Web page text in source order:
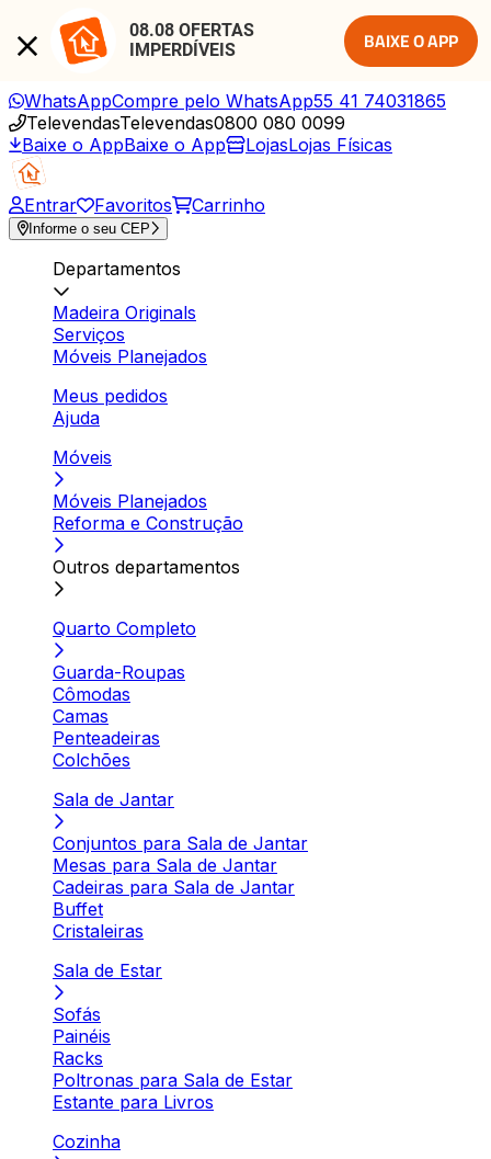
08.08 OFERTAS
IMPERDÍVEIS
BAIXE O APP
WhatsAppCompre pelo WhatsApp55 41 74031865
TelevendasTelevendas0800 080 0099
Baixe o AppBaixe o App LojasLojas Físicas
Entrar Favoritos Carrinho
Informe o seu CEP
Departamentos
Madeira Originals
Serviços
Móveis Planejados
Meus pedidos
Ajuda
Móveis
Móveis Planejados
Reforma e Construção
Outros departamentos
Quarto Completo
Guarda-Roupas
Cômodas
Camas
Penteadeiras
Colchões
Sala de Jantar
Conjuntos para Sala de Jantar
Mesas para Sala de Jantar
Cadeiras para Sala de Jantar
Buffet
Cristaleiras
Sala de Estar
Sofás
Painéis
Racks
Poltronas para Sala de Estar
Estante para Livros
Cozinha